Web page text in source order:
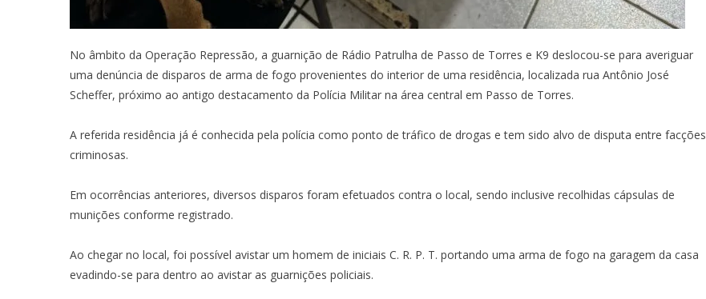
No âmbito da Operação Repressão, a guarnição de Rádio Patrulha de Passo de Torres e K9 deslocou-se para averiguar
uma denúncia de disparos de arma de fogo provenientes do interior de uma residência, localizada rua Antônio José
Scheffer, próximo ao antigo destacamento da Polícia Militar na área central em Passo de Torres.
A referida residência já é conhecida pela polícia como ponto de tráfico de drogas e tem sido alvo de disputa entre facções
criminosas.
Em ocorrências anteriores, diversos disparos foram efetuados contra o local, sendo inclusive recolhidas cápsulas de
munições conforme registrado.
Ao chegar no local, foi possível avistar um homem de iniciais C. R. P. T. portando uma arma de fogo na garagem da casa
evadindo-se para dentro ao avistar as guarnições policiais.